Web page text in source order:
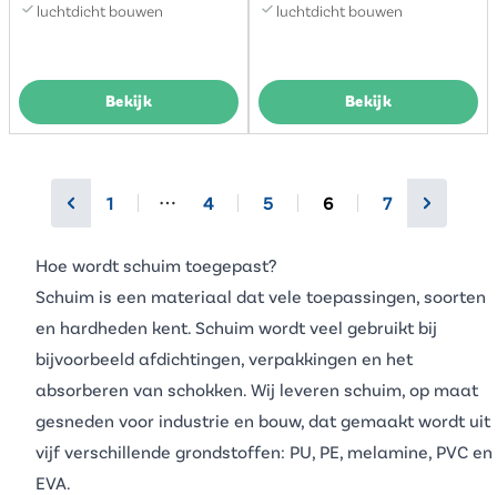
luchtdicht bouwen
Bekijk
luchtdicht bouwen
Bekijk
1
More pages
4 5 6 7
Hoe wordt schuim toegepast?
Schuim is een materiaal dat vele toepassingen, soorten
en hardheden kent. Schuim wordt veel gebruikt bij
bijvoorbeeld afdichtingen, verpakkingen en het
absorberen van schokken. Wij leveren schuim, op maat
gesneden voor industrie en bouw, dat gemaakt wordt uit
vijf verschillende grondstoffen: PU, PE, melamine, PVC en
EVA.